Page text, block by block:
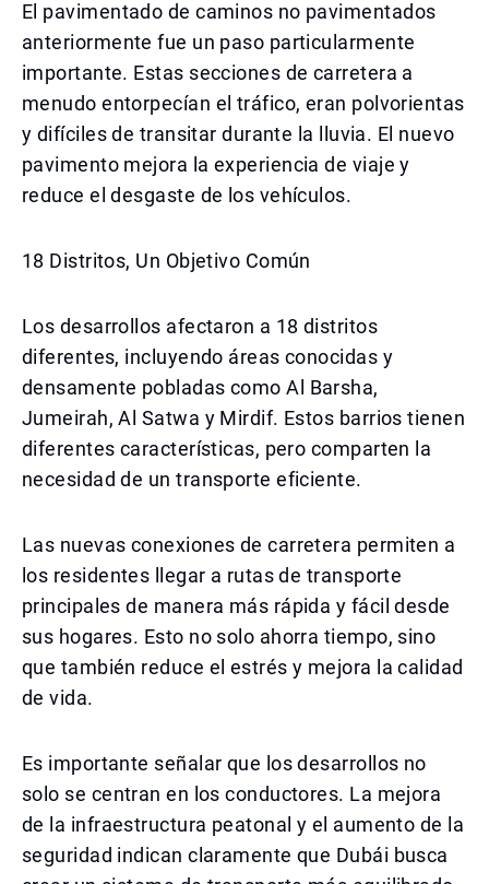
El pavimentado de caminos no pavimentados
anteriormente fue un paso particularmente
importante. Estas secciones de carretera a
menudo entorpecían el tráfico, eran polvorientas
y difíciles de transitar durante la lluvia. El nuevo
pavimento mejora la experiencia de viaje y
reduce el desgaste de los vehículos.
18 Distritos, Un Objetivo Común
Los desarrollos afectaron a 18 distritos
diferentes, incluyendo áreas conocidas y
densamente pobladas como Al Barsha,
Jumeirah, Al Satwa y Mirdif. Estos barrios tienen
diferentes características, pero comparten la
necesidad de un transporte eficiente.
Las nuevas conexiones de carretera permiten a
los residentes llegar a rutas de transporte
principales de manera más rápida y fácil desde
sus hogares. Esto no solo ahorra tiempo, sino
que también reduce el estrés y mejora la calidad
de vida.
Es importante señalar que los desarrollos no
solo se centran en los conductores. La mejora
de la infraestructura peatonal y el aumento de la
seguridad indican claramente que Dubái busca